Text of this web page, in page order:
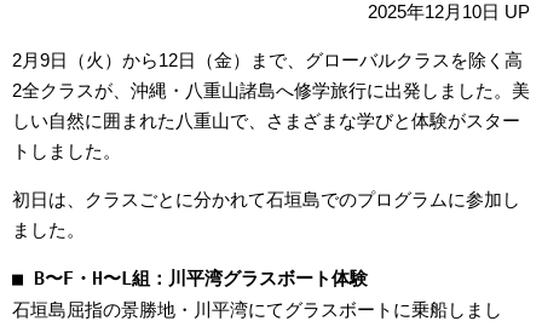
2025年12月10日 UP
2月9日（火）から12日（金）まで、グローバルクラスを除く高
2全クラスが、沖縄・八重山諸島へ修学旅行に出発しました。美
しい自然に囲まれた八重山で、さまざまな学びと体験がスター
トしました。
初日は、クラスごとに分かれて石垣島でのプログラムに参加し
ました。
■ B〜F・H〜L組：川平湾グラスボート体験
石垣島屈指の景勝地・川平湾にてグラスボートに乗船しまし